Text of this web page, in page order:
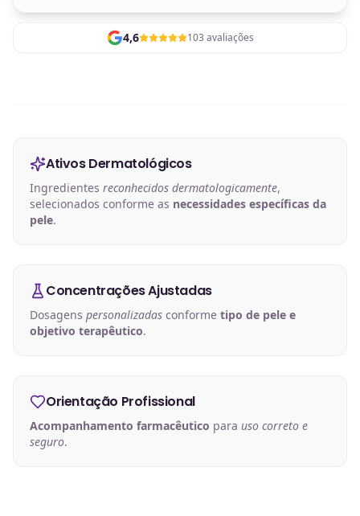
4,6 103 avaliações
Ativos Dermatológicos
Ingredientes reconhecidos dermatologicamente,
selecionados conforme as necessidades específicas da
pele.
Concentrações Ajustadas
Dosagens personalizadas conforme tipo de pele e
objetivo terapêutico.
Orientação Profissional
Acompanhamento farmacêutico para uso correto e
seguro.